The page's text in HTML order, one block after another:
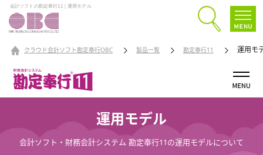
会計ソフトの勘定奉行11｜運用モデル
クラウド会計ソフト勘定奉行OBC 製品一覧 勘定奉行11 運用モ
運用モデル
会計ソフト・財務会計システム 勘定奉行11の運用モデルについて